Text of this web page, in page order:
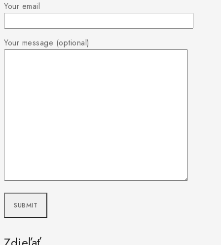
Your email
Your message (optional)